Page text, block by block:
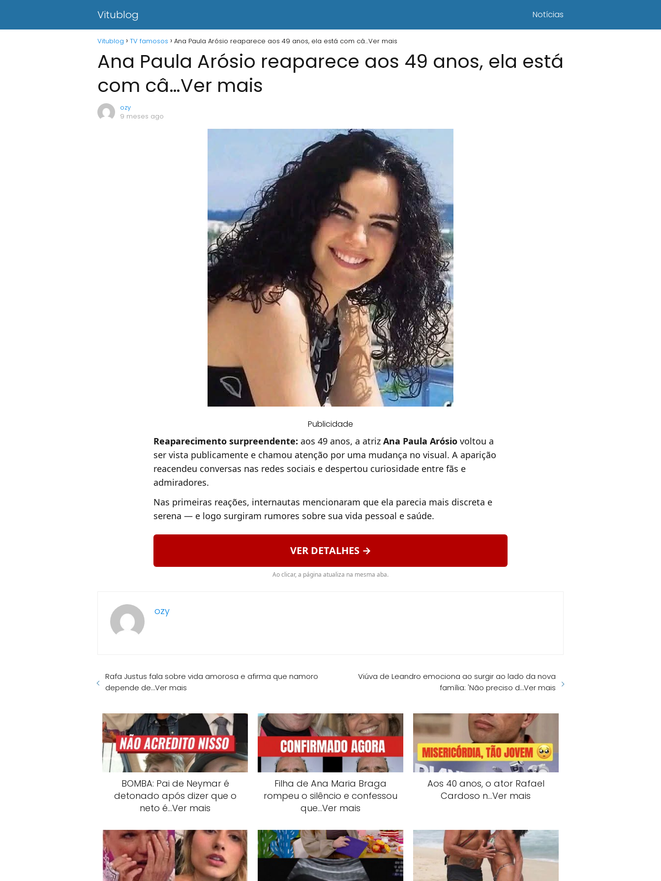
Vitublog Notícias
Vitublog TV famosos Ana Paula Arósio reaparece aos 49 anos, ela está com câ…Ver mais
Ana Paula Arósio reaparece aos 49 anos, ela está
com câ…Ver mais
ozy
9 meses ago
Publicidade
Reaparecimento surpreendente: aos 49 anos, a atriz Ana Paula Arósio voltou a
ser vista publicamente e chamou atenção por uma mudança no visual. A aparição
reacendeu conversas nas redes sociais e despertou curiosidade entre fãs e
admiradores.
Nas primeiras reações, internautas mencionaram que ela parecia mais discreta e
serena — e logo surgiram rumores sobre sua vida pessoal e saúde.
VER DETALHES →
Ao clicar, a página atualiza na mesma aba.
ozy
Rafa Justus fala sobre vida amorosa e afirma que namoro
depende de…Ver mais
Viúva de Leandro emociona ao surgir ao lado da nova
família: 'Não preciso d…Ver mais
BOMBA: Pai de Neymar é
detonado após dizer que o
neto é…Ver mais
Filha de Ana Maria Braga
rompeu o silêncio e confessou
que…Ver mais
Aos 40 anos, o ator Rafael
Cardoso n…Ver mais